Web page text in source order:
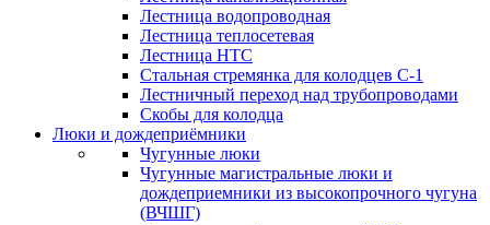
Лестница водопроводная
Лестница теплосетевая
Лестница НТС
Стальная стремянка для колодцев С-1
Лестничный переход над трубопроводами
Скобы для колодца
Люки и дождеприёмники
Чугунные люки
Чугунные магистральные люки и
дождеприемники из высокопрочного чугуна
(ВЧШГ)